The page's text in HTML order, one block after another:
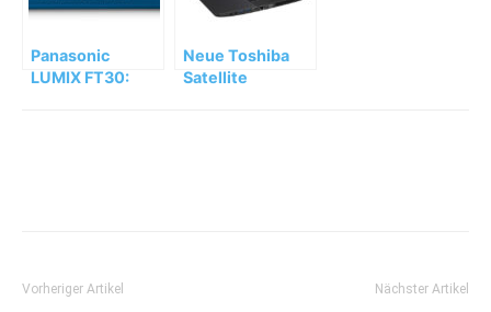
Panasonic
LUMIX FT30:
Neue Toshiba
Satellite
Vorheriger Artikel Nächster Artikel